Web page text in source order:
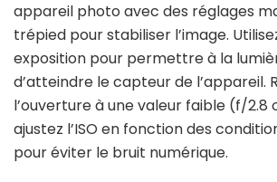
appareil photo avec des réglages
trépied pour stabiliser l’image.
exposition pour permettre à la
d’atteindre le capteur de l’appareil.
l’ouverture à une valeur faible (f/2.8
ajustez l’ISO en fonction des
pour éviter le bruit numérique.